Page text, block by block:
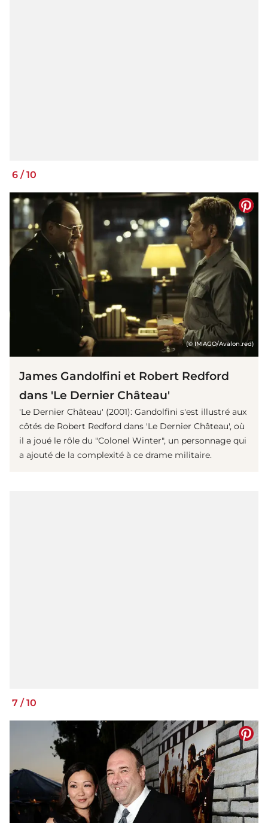
6 /10
(© IMAGO/Avalon.red)
James Gandolfini et Robert Redford
dans 'Le Dernier Château'
'Le Dernier Château' (2001): Gandolfini s'est illustré aux
côtés de Robert Redford dans 'Le Dernier Château', où
il a joué le rôle du "Colonel Winter", un personnage qui
a ajouté de la complexité à ce drame militaire.
7 /10